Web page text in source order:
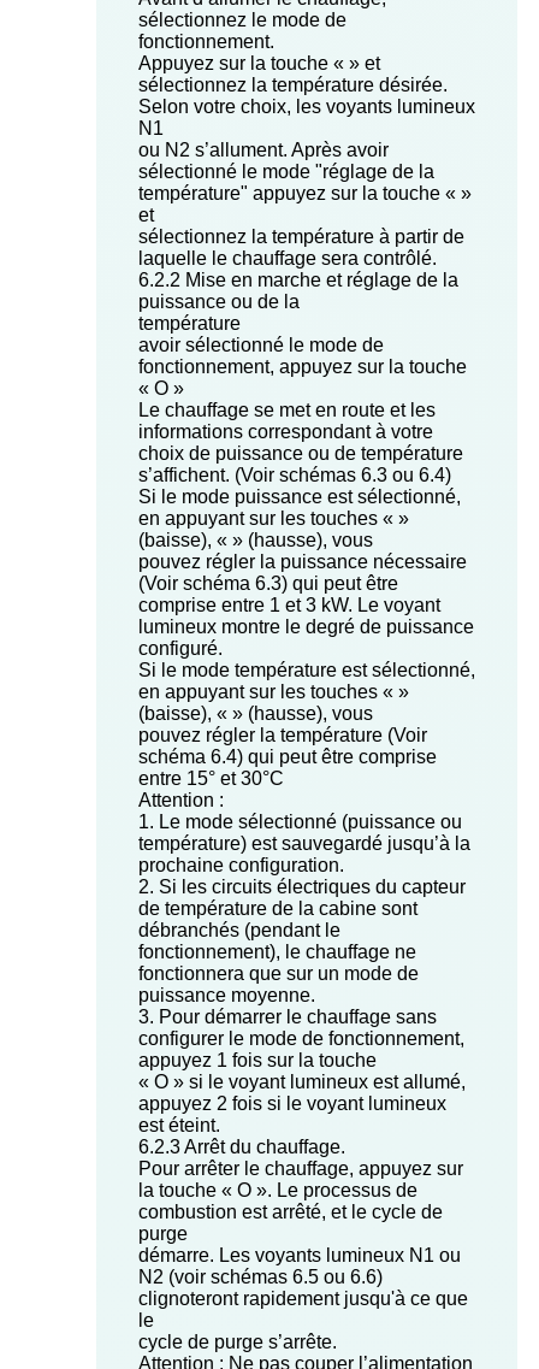
sélectionnez le mode de
fonctionnement.
Appuyez sur la touche « » et
sélectionnez la température désirée.
Selon votre choix, les voyants lumineux
N1
ou N2 s’allument. Après avoir
sélectionné le mode "réglage de la
température" appuyez sur la touche « »
et
sélectionnez la température à partir de
laquelle le chauffage sera contrôlé.
6.2.2 Mise en marche et réglage de la
puissance ou de la
température
avoir sélectionné le mode de
fonctionnement, appuyez sur la touche
« O »
Le chauffage se met en route et les
informations correspondant à votre
choix de puissance ou de température
s’affichent. (Voir schémas 6.3 ou 6.4)
Si le mode puissance est sélectionné,
en appuyant sur les touches « »
(baisse), « » (hausse), vous
pouvez régler la puissance nécessaire
(Voir schéma 6.3) qui peut être
comprise entre 1 et 3 kW. Le voyant
lumineux montre le degré de puissance
configuré.
Si le mode température est sélectionné,
en appuyant sur les touches « »
(baisse), « » (hausse), vous
pouvez régler la température (Voir
schéma 6.4) qui peut être comprise
entre 15° et 30°C
Attention :
1. Le mode sélectionné (puissance ou
température) est sauvegardé jusqu’à la
prochaine configuration.
2. Si les circuits électriques du capteur
de température de la cabine sont
débranchés (pendant le
fonctionnement), le chauffage ne
fonctionnera que sur un mode de
puissance moyenne.
3. Pour démarrer le chauffage sans
configurer le mode de fonctionnement,
appuyez 1 fois sur la touche
« O » si le voyant lumineux est allumé,
appuyez 2 fois si le voyant lumineux
est éteint.
6.2.3 Arrêt du chauffage.
Pour arrêter le chauffage, appuyez sur
la touche « O ». Le processus de
combustion est arrêté, et le cycle de
purge
démarre. Les voyants lumineux N1 ou
N2 (voir schémas 6.5 ou 6.6)
clignoteront rapidement jusqu'à ce que
le
cycle de purge s’arrête.
Attention : Ne pas couper l’alimentation